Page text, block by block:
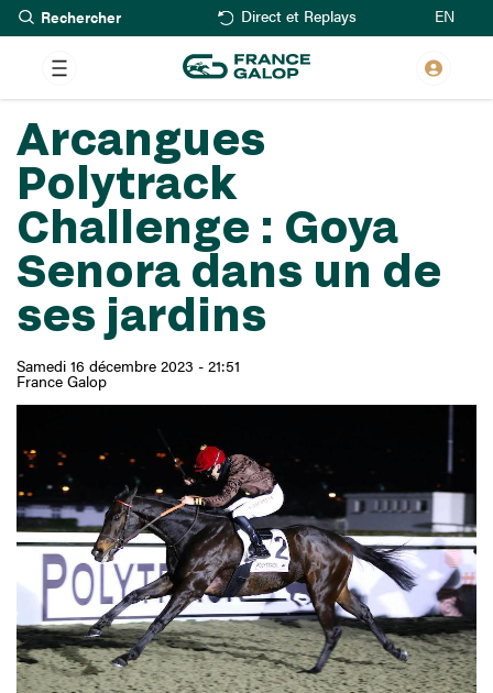
Aller
au
contenu
principal
Rechercher Direct et Replays EN
Arcangues
Polytrack
Challenge : Goya
Senora dans un de
ses jardins
Samedi 16 décembre 2023 - 21:51
France Galop